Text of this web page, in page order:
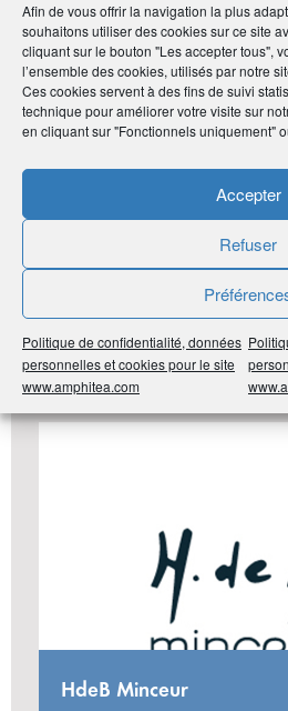
Afin de vous offrir la navigation la plus
souhaitons utiliser des cookies sur ce site
cliquant sur le bouton "Les accepter tous",
l’ensemble des cookies, utilisés par notre
Ces cookies servent à des fins de suivi
technique pour améliorer votre visite sur
en cliquant sur "Fonctionnels uniquement"
Accepter
Refuser
Politique de confidentialité, données
personnelles et cookies pour le site
www.amphitea.com
Publié le :10 novembre 2020
Noter
Imprimer
Partager
LES DERNIÈRES
CLUB ADHÉRENT
#Pays de la Loire #44 Loire-
HdeB Minceur